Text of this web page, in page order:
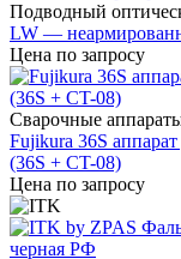
Подводный
LW —
Цена по запросу
Сварочные
Fujikura 36S
(36S + CT-08)
Цена по запросу